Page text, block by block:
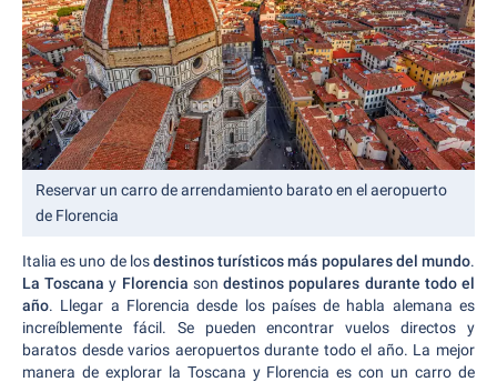
Reservar un carro de arrendamiento barato en el aeropuerto
de Florencia
Italia es uno de losdestinos turísticos más populares del mundo.
La Toscanay Florencia sondestinos populares durante todo el
año. Llegar a Florencia desde los países de habla alemana es
increíblemente fácil. Se pueden encontrar vuelos directos y
baratos desde varios aeropuertos durante todo el año. La mejor
manera de explorar la Toscana y Florencia es con un carro de